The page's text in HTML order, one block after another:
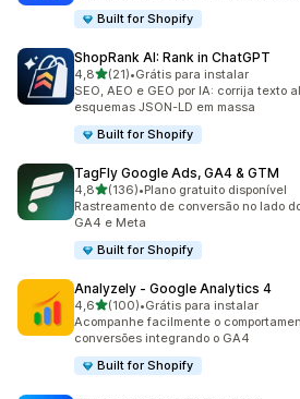
Built for Shopify
ShopRank AI: Rank in ChatGPT
4,8de 5 estrelas
(21)
21 avaliações ao todo
•Grátis para instalar
SEO, AEO e GEO por IA: corrija texto
esquemas JSON-LD em massa
Built for Shopify
TagFly Google Ads, GA4 & GTM
4,8de 5 estrelas
(136)
136 avaliações ao todo
•Plano gratuito disponível
Rastreamento de conversão no lado
GA4 e Meta
Built for Shopify
Analyzely ‑ Google Analytics 4
4,6de 5 estrelas
(100)
100 avaliações ao todo
•Grátis para instalar
Acompanhe facilmente o
conversões integrando o GA4
Built for Shopify